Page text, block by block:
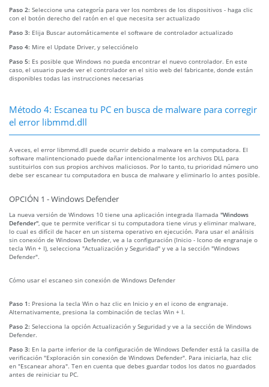
Paso 2: Seleccione una categoría para ver los nombres de los dispositivos - haga clic
con el botón derecho del ratón en el que necesita ser actualizado
Paso 3: Elija Buscar automáticamente el software de controlador actualizado
Paso 4: Mire el Update Driver, y selecciónelo
Paso 5: Es posible que Windows no pueda encontrar el nuevo controlador. En este
caso, el usuario puede ver el controlador en el sitio web del fabricante, donde están
disponibles todas las instrucciones necesarias
Método 4: Escanea tu PC en busca de malware para corregir
el error libmmd.dll
A veces, el error libmmd.dll puede ocurrir debido a malware en la computadora. El
software malintencionado puede dañar intencionalmente los archivos DLL para
sustituirlos con sus propios archivos maliciosos. Por lo tanto, tu prioridad número uno
debe ser escanear tu computadora en busca de malware y eliminarlo lo antes posible.
OPCIÓN 1 - Windows Defender
La nueva versión de Windows 10 tiene una aplicación integrada llamada "Windows
Defender" , que te permite verificar si tu computadora tiene virus y eliminar malware,
lo cual es difícil de hacer en un sistema operativo en ejecución. Para usar el análisis
sin conexión de Windows Defender, ve a la configuración (Inicio - Icono de engranaje o
tecla Win + I), selecciona "Actualización y Seguridad" y ve a la sección "Windows
Defender".
Cómo usar el escaneo sin conexión de Windows Defender
Paso 1: Presiona la tecla Win o haz clic en Inicio y en el icono de engranaje.
Alternativamente, presiona la combinación de teclas Win + I.
Paso 2: Selecciona la opción Actualización y Seguridad y ve a la sección de Windows
Defender.
Paso 3: En la parte inferior de la configuración de Windows Defender está la casilla de
verificación "Exploración sin conexión de Windows Defender". Para iniciarla, haz clic
en "Escanear ahora". Ten en cuenta que debes guardar todos los datos no guardados
antes de reiniciar tu PC.